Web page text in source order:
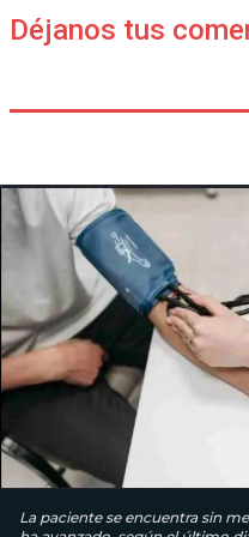
Déjanos tus
La paciente se encuentra sin